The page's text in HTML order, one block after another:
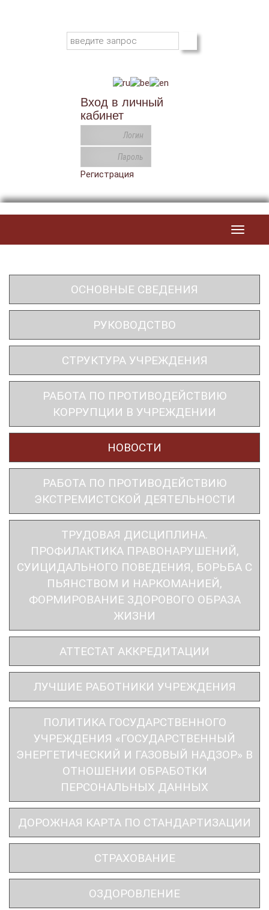
Вход в личный
кабинет
Регистрация
Toggle
ОСНОВНЫЕ СВЕДЕНИЯ
РУКОВОДСТВО
СТРУКТУРА УЧРЕЖДЕНИЯ
РАБОТА ПО ПРОТИВОДЕЙСТВИЮ
КОРРУПЦИИ В УЧРЕЖДЕНИИ
НОВОСТИ
РАБОТА ПО ПРОТИВОДЕЙСТВИЮ
ЭКСТРЕМИСТСКОЙ ДЕЯТЕЛЬНОСТИ
ТРУДОВАЯ ДИСЦИПЛИНА.
ПРОФИЛАКТИКА ПРАВОНАРУШЕНИЙ,
СУИЦИДАЛЬНОГО ПОВЕДЕНИЯ, БОРЬБА С
ПЬЯНСТВОМ И НАРКОМАНИЕЙ,
ФОРМИРОВАНИЕ ЗДОРОВОГО ОБРАЗА
ЖИЗНИ
АТТЕСТАТ АККРЕДИТАЦИИ
ЛУЧШИЕ РАБОТНИКИ УЧРЕЖДЕНИЯ
ПОЛИТИКА ГОСУДАРСТВЕННОГО
УЧРЕЖДЕНИЯ «ГОСУДАРСТВЕННЫЙ
ЭНЕРГЕТИЧЕСКИЙ И ГАЗОВЫЙ НАДЗОР» В
ОТНОШЕНИИ ОБРАБОТКИ
ПЕРСОНАЛЬНЫХ ДАННЫХ
ДОРОЖНАЯ КАРТА ПО СТАНДАРТИЗАЦИИ
СТРАХОВАНИЕ
ОЗДОРОВЛЕНИЕ